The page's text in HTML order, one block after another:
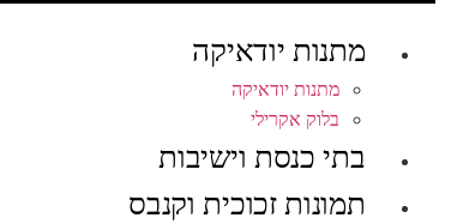
מתנות יודאיקה
מתנות יודאיקה
בלוק אקרילי
בתי כנסת וישיבות
תמונות זכוכית וקנבס